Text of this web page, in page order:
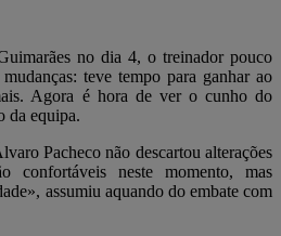
no dia 4, o treinador pouco
teve tempo para ganhar ao
Agora é hora de ver o cunho do
da equipa.
Pacheco não descartou alterações
confortáveis neste momento, mas
assumiu aquando do embate com